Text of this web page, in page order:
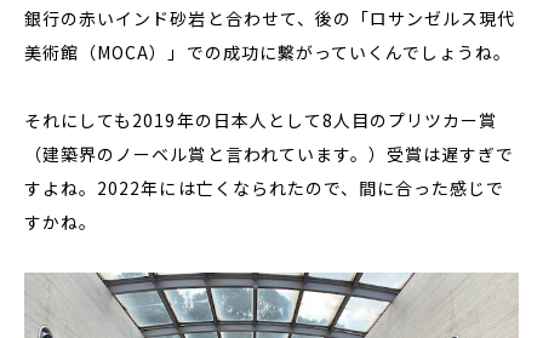
銀行の赤いインド砂岩と合わせて、後の「ロサンゼルス現代
美術館（MOCA）」での成功に繫がっていくんでしょうね。
それにしても2019年の日本人として8人目のプリツカー賞
（建築界のノーベル賞と言われています。）受賞は遅すぎで
すよね。2022年には亡くなられたので、間に合った感じで
すかね。